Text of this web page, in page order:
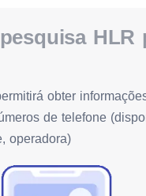
HLR
obter
de telefone
operadora)